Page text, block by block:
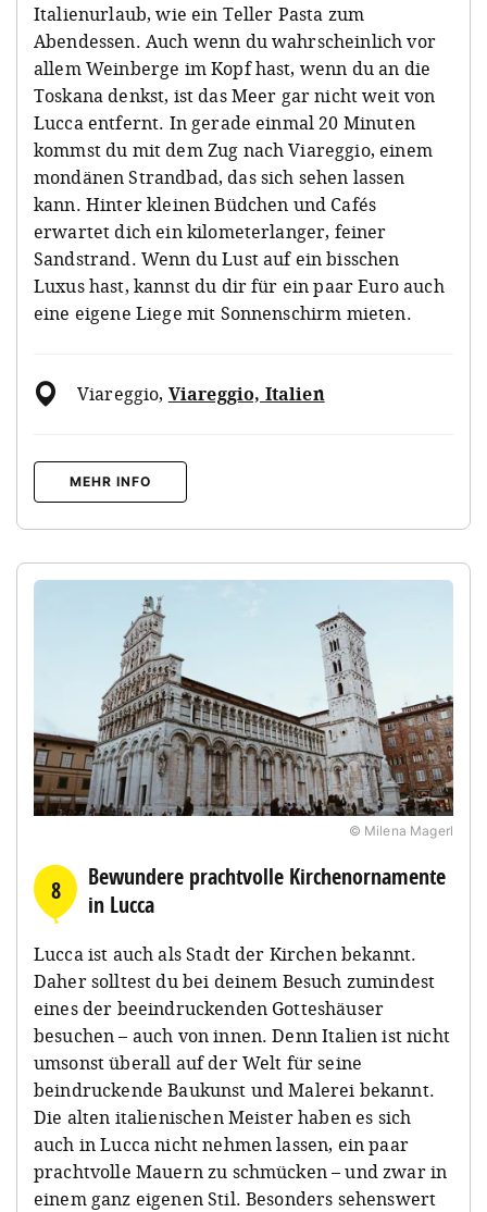
Italienurlaub, wie ein Teller Pasta zum
Abendessen. Auch wenn du wahrscheinlich vor
allem Weinberge im Kopf hast, wenn du an die
Toskana denkst, ist das Meer gar nicht weit von
Lucca entfernt. In gerade einmal 20 Minuten
kommst du mit dem Zug nach Viareggio, einem
mondänen Strandbad, das sich sehen lassen
kann. Hinter kleinen Büdchen und Cafés
erwartet dich ein kilometerlanger, feiner
Sandstrand. Wenn du Lust auf ein bisschen
Luxus hast, kannst du dir für ein paar Euro auch
eine eigene Liege mit Sonnenschirm mieten.
Viareggio, Viareggio, Italien
MEHR INFO
© Milena Magerl
8
Bewundere prachtvolle Kirchenornamente
in Lucca
Lucca ist auch als Stadt der Kirchen bekannt.
Daher solltest du bei deinem Besuch zumindest
eines der beeindruckenden Gotteshäuser
besuchen – auch von innen. Denn Italien ist nicht
umsonst überall auf der Welt für seine
beindruckende Baukunst und Malerei bekannt.
Die alten italienischen Meister haben es sich
auch in Lucca nicht nehmen lassen, ein paar
prachtvolle Mauern zu schmücken – und zwar in
einem ganz eigenen Stil. Besonders sehenswert